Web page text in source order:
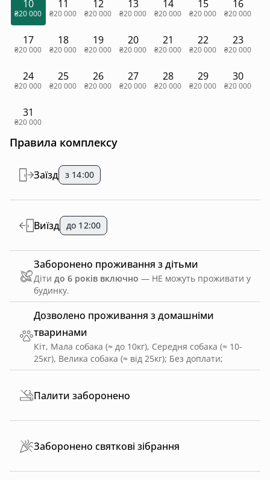
10
₴20 000
11
₴20 000
12
₴20 000
13
₴20 000
14
₴20 000
15
₴20 000
16
₴20 000
17
₴20 000
18
₴20 000
19
₴20 000
20
₴20 000
21
₴20 000
22
₴20 000
23
₴20 000
24
₴20 000
25
₴20 000
26
₴20 000
27
₴20 000
28
₴20 000
29
₴20 000
30
₴20 000
31
₴20 000
Правила комплексу
Дозволено проживання з домашніми
тваринами
Кіт, Мала собака (≈ до 10кг), Середня собака (≈ 10-
25кг), Велика собака (≈ від 25кг); Без доплати;
Заїзд з 14:00
Виїзд до 12:00
Заборонено проживання з дітьми
Діти до 6 років включно — НЕ можуть проживати у
будинку.
Палити заборонено
Заборонено святкові зібрання